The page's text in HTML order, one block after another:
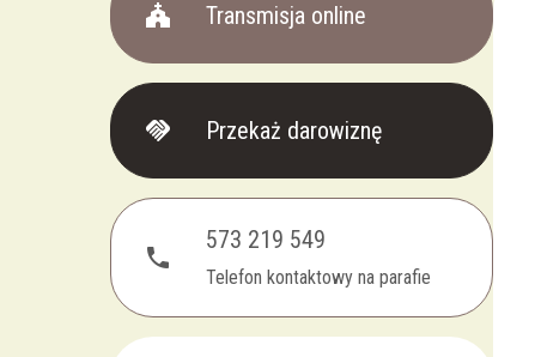
church Transmisja online
handshake Przekaż darowiznę
phone
573 219 549
Telefon kontaktowy na parafie